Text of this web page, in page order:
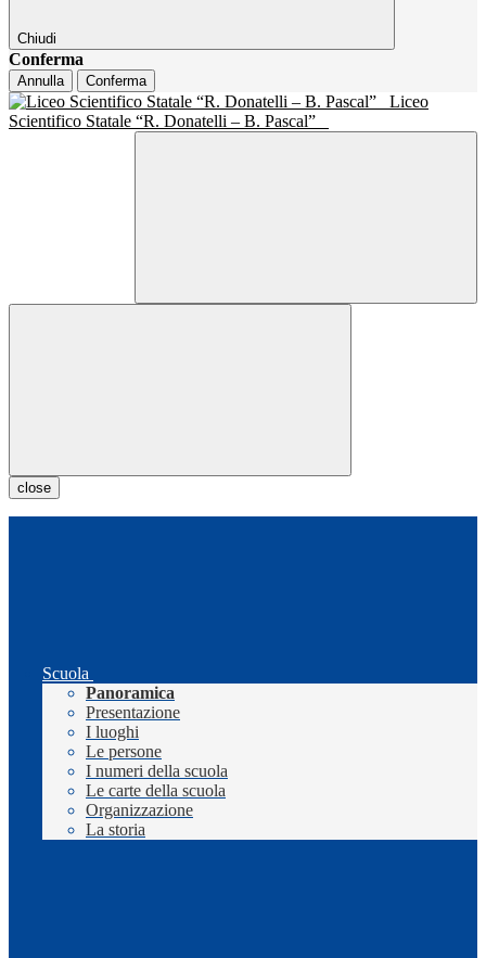
Chiudi
Conferma
Annulla Conferma
Liceo
Scientifico Statale “R. Donatelli – B. Pascal”
close
Scuola
Panoramica
Presentazione
I luoghi
Le persone
I numeri della scuola
Le carte della scuola
Organizzazione
La storia